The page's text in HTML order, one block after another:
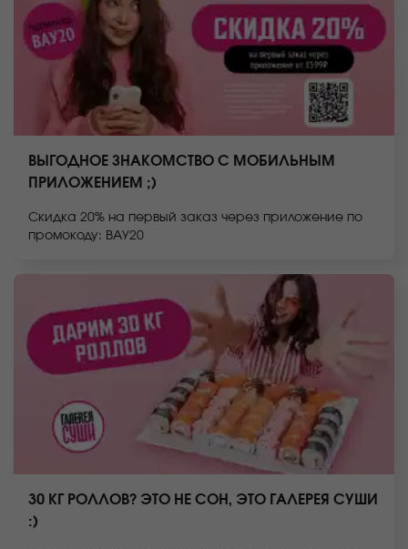
ВЫГОДНОЕ ЗНАКОМСТВО С МОБИЛЬНЫМ
ПРИЛОЖЕНИЕМ ;)
Скидка 20% на первый заказ через приложение по
промокоду: ВАУ20
30 КГ РОЛЛОВ? ЭТО НЕ СОН, ЭТО ГАЛЕРЕЯ СУШИ
:)